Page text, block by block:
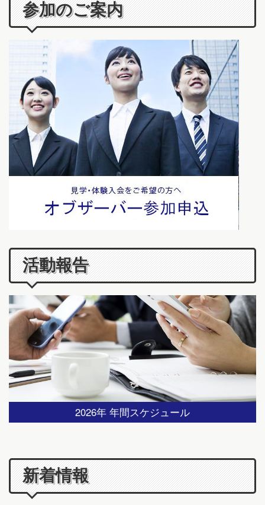
参加のご案内
活動報告
2026年 年間スケジュール
新着情報